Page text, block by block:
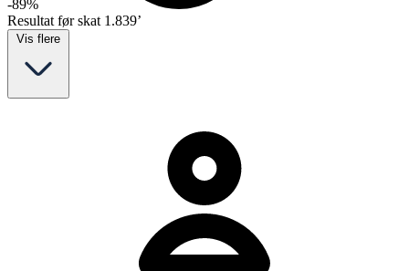
-89%
Resultat før skat 1.839’
Vis flere